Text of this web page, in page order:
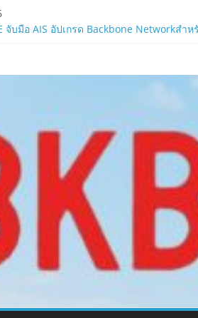
ฉลองครบรอบ 1 ปี “Lordnine”เปิดตั
จับมือ AIS อัปเกรด Backbone Networkส
ครบรอบ 1 ปี! Smilegate เปิด